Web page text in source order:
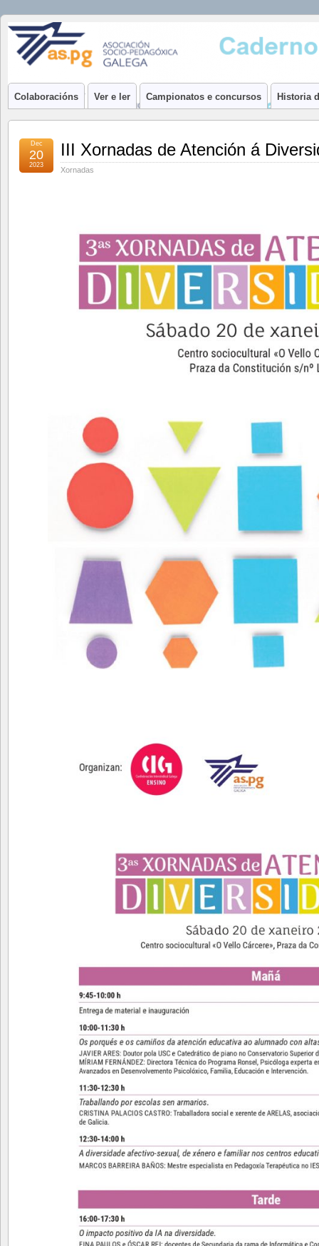
Caderno
Xeral
O PORTAL DE BITÁCULAS DA ASOCIACIÓN SOCIO-
Colaboracións Ver e ler Campionatos e concursos Historia
III Xornadas de Atención á
Xornadas
Dec
20
2023